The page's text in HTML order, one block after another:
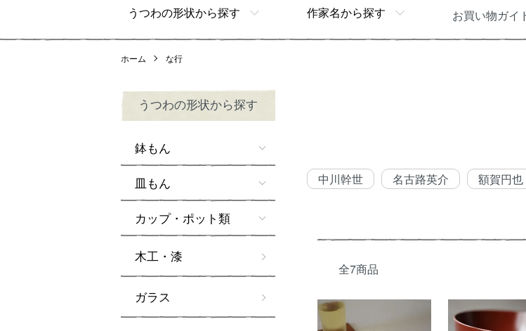
うつわの形状から探す 作家名から探す お買い物ガイ
ホーム な行
中川幹世
名古路英介 額賀円也
全7商品
うつわの形状から探す
鉢もん
皿もん
カップ・ポット類
木工・漆
ガラス